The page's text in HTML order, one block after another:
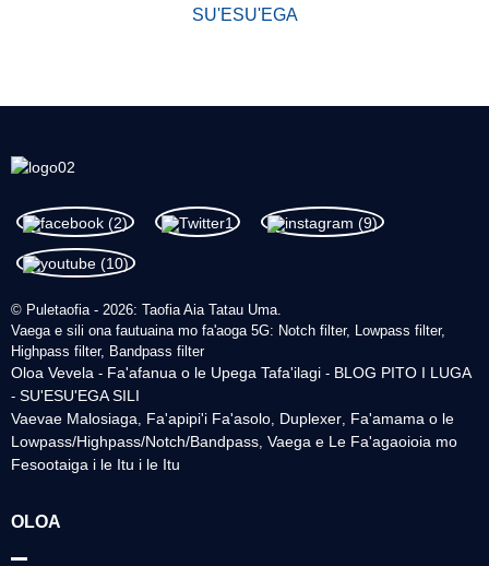
SU'ESU'EGA
© Puletaofia - 2026: Taofia Aia Tatau Uma.
Vaega e sili ona fautuaina mo fa'aoga 5G: Notch filter, Lowpass filter,
Highpass filter, Bandpass filter
Oloa Vevela - Fa'afanua o le Upega Tafa'ilagi - BLOG PITO I LUGA
-SU'ESU'EGA SILI
Vaevae Malosiaga
Fa'apipi'i Fa'asolo Duplexer Fa'amama o le
Lowpass/Highpass/Notch/Bandpass ,Vaega e Le Fa'agaoioia mo
Fesootaiga i le Itu i le Itu
OLOA